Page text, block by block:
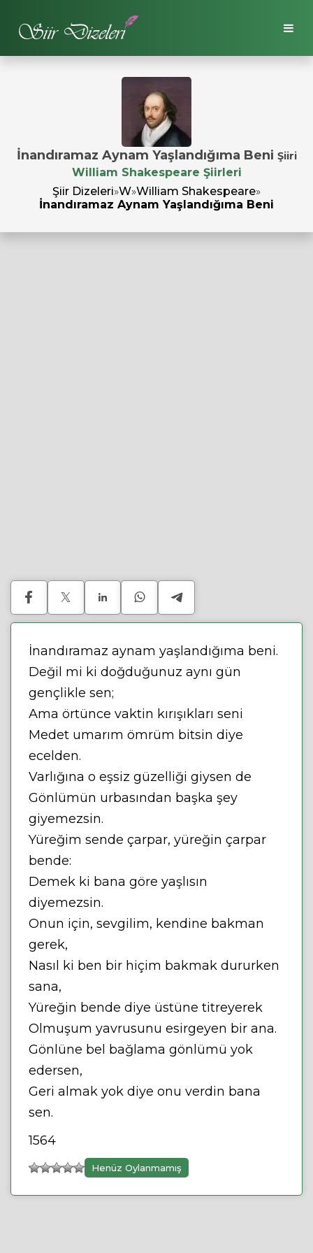
İnandıramaz Aynam Yaşlandığıma Beni Şiiri
William Shakespeare Şiirleri
Şiir Dizeleri»W»William Shakespeare»
İnandıramaz Aynam Yaşlandığıma Beni
İnandıramaz aynam yaşlandığıma beni.
Değil mi ki doğduğunuz aynı gün
gençlikle sen;
Ama örtünce vaktin kırışıkları seni
Medet umarım ömrüm bitsin diye
ecelden.
Varlığına o eşsiz güzelliği giysen de
Gönlümün urbasından başka şey
giyemezsin.
Yüreğim sende çarpar, yüreğin çarpar
bende:
Demek ki bana göre yaşlısın
diyemezsin.
Onun için, sevgilim, kendine bakman
gerek,
Nasıl ki ben bir hiçim bakmak dururken
sana,
Yüreğin bende diye üstüne titreyerek
Olmuşum yavrusunu esirgeyen bir ana.
Gönlüne bel bağlama gönlümü yok
edersen,
Geri almak yok diye onu verdin bana
sen.
1564
Henüz Oylanmamış